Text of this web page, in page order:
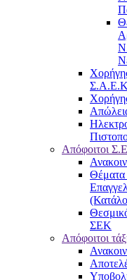
Απόφοιτοι
Θέματα
ΣΕΚ
Απόφοιτοι